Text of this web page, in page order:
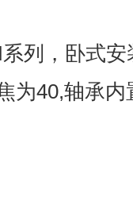
系列，卧式
为40,轴承内